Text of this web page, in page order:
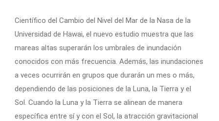
Científico del Cambio del Nivel del Mar de la Nasa de la
Universidad de Hawai, el nuevo estudio muestra que las
mareas altas superarán los umbrales de inundación
conocidos con más frecuencia. Además, las inundaciones
a veces ocurrirán en grupos que durarán un mes o más,
dependiendo de las posiciones de la Luna, la Tierra y el
Sol. Cuando la Luna y la Tierra se alinean de manera
específica entre sí y con el Sol, la atracción gravitacional